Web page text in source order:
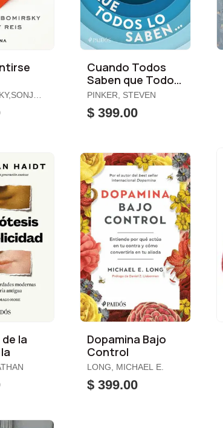
/
Cuando Todos
Saben que Todos
lo Saben...
PINKER, STEVEN
$ 399.00
la
Dopamina Bajo
Control
LONG, MICHAEL E.
$ 399.00